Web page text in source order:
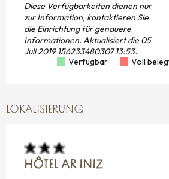
Diese Verfügbarkeiten dienen nur
zur Information, kontaktieren Sie
die Einrichtung für genauere
Informationen. Aktualisiert die 05
Juli 2019 156233480307 13:53.
Verfügbar
Voll
LOKALISIERUNG
HÔTEL AR INIZ